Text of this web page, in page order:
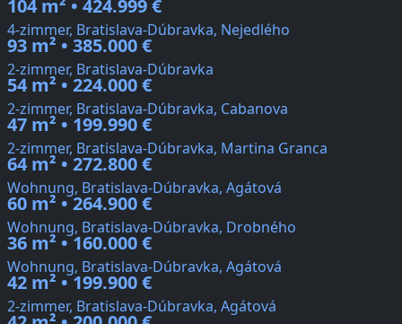
104 m² • 424.999 €
4-zimmer, Bratislava-Dúbravka, Nejedlého
93 m² • 385.000 €
2-zimmer, Bratislava-Dúbravka
54 m² • 224.000 €
2-zimmer, Bratislava-Dúbravka, Cabanova
47 m² • 199.990 €
2-zimmer, Bratislava-Dúbravka, Martina Granca
64 m² • 272.800 €
Wohnung, Bratislava-Dúbravka, Agátová
60 m² • 264.900 €
Wohnung, Bratislava-Dúbravka, Drobného
36 m² • 160.000 €
Wohnung, Bratislava-Dúbravka, Agátová
42 m² • 199.900 €
2-zimmer, Bratislava-Dúbravka, Agátová